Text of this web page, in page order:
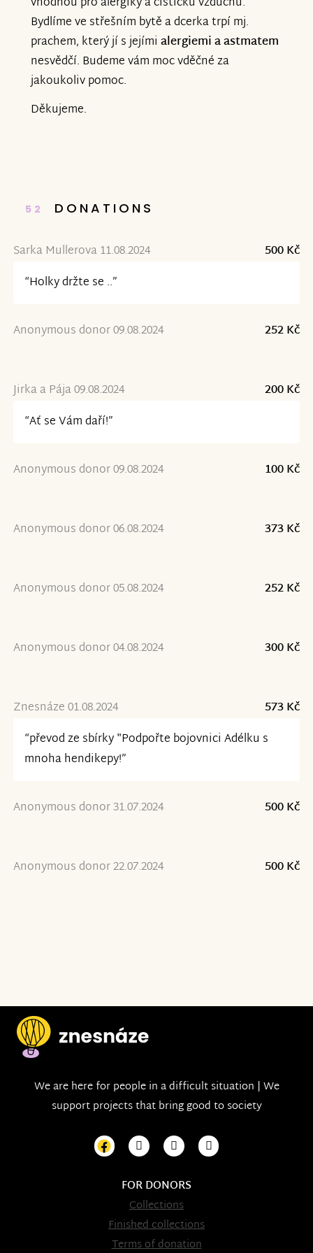
Bydlíme ve střešním bytě a dcerka trpí mj.
prachem, který jí s jejími alergiemi a astmatem
nesvědčí. Budeme vám moc vděčné za
jakoukoliv pomoc.
Děkujeme.
52 DONATIONS
Sarka Mullerova 11.08.2024
500 Kč
“Holky držte se ..”
Anonymous donor 09.08.2024 252 Kč
Jirka a Pája 09.08.2024
200 Kč
“Ať se Vám daří!”
Anonymous donor 09.08.2024 100 Kč
Anonymous donor 06.08.2024 373 Kč
Anonymous donor 05.08.2024 252 Kč
Anonymous donor 04.08.2024 300 Kč
Znesnáze 01.08.2024
573 Kč
“převod ze sbírky "Podpořte bojovnici Adélku s
mnoha hendikepy!”
Anonymous donor 31.07.2024 500 Kč
Anonymous donor 22.07.2024 500 Kč
We are here for people in a difficult situation | We
support projects that bring good to society
FOR DONORS
Collections
Finished collections
Terms of donation